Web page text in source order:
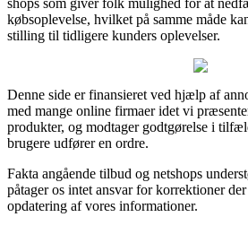
købsoplevelse, hvilket på samme måde
stilling til tidligere kunders oplevelser.
Denne side er finansieret ved hjælp af
med mange online firmaer idet vi
produkter, og modtager godtgørelse i
brugere udfører en ordre.
Fakta angående tilbud og netshops
påtager os intet ansvar for korrektioner
opdatering af vores informationer.